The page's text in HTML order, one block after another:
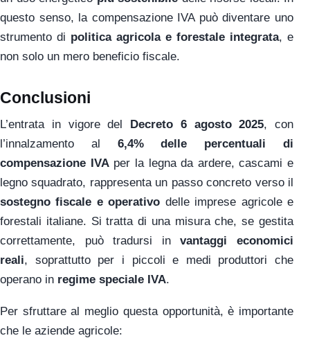
questo senso, la compensazione IVA può diventare uno
strumento di politica agricola e forestale integrata, e
non solo un mero beneficio fiscale.
Conclusioni
L’entrata in vigore del Decreto 6 agosto 2025, con
l’innalzamento al 6,4% delle percentuali di
compensazione IVAper la legna da ardere, cascami e
legno squadrato, rappresenta un passo concreto verso il
sostegno fiscale e operativo delle imprese agricole e
forestali italiane. Si tratta di una misura che, se gestita
correttamente, può tradursi invantaggi economici
reali, soprattutto per i piccoli e medi produttori che
operano in regime speciale IVA.
Per sfruttare al meglio questa opportunità, è importante
che le aziende agricole: